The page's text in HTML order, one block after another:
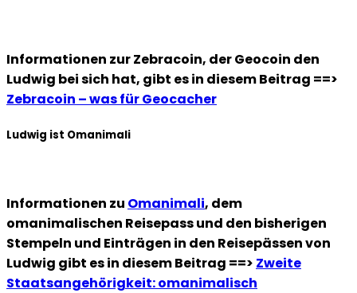
Informationen zur Zebracoin, der Geocoin den
Ludwig bei sich hat, gibt es in diesem Beitrag ==>
Zebracoin – was für Geocacher
Ludwig ist Omanimali
Informationen zu Omanimali, dem
omanimalischen Reisepass und den bisherigen
Stempeln und Einträgen in den Reisepässen von
Ludwig gibt es in diesem Beitrag ==> Zweite
Staatsangehörigkeit: omanimalisch